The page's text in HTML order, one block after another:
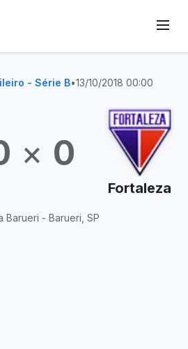
- Série B•13/10/2018 00:00
× 0
Fortaleza
Barueri - Barueri, SP